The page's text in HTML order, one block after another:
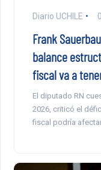
Diario UCHILE
Frank
balance
fiscal va a
El diputado RN
2026, criticó el
fiscal podría